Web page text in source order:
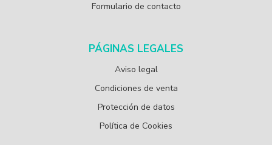
Formulario de contacto
PÁGINAS LEGALES
Aviso legal
Condiciones de venta
Protección de datos
Política de Cookies